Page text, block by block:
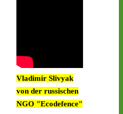
Castor stoppen!
@castorstoppen.bsky.social
An der Mahnwache in
Vladimir Slivyak
von der russischen
NGO "Ecodefence"